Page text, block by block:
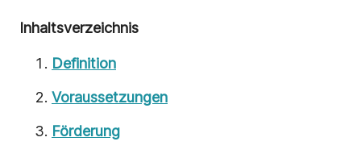
Inhaltsverzeichnis
Definition
Voraussetzungen
Förderung